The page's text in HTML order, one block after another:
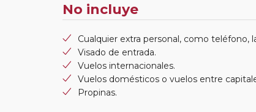
No incluye
Cualquier extra personal, como teléfono,
Visado de entrada.
Vuelos internacionales.
Vuelos domésticos o vuelos entre
Propinas.